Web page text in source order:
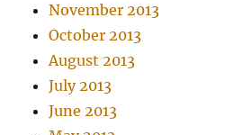
November 2013
October 2013
August 2013
July 2013
June 2013